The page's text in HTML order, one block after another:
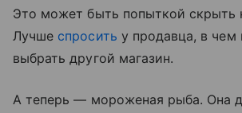
Это может быть попыткой скрыть
Лучше спросить у продавца, в чем
выбрать другой магазин.
А теперь — мороженая рыба. Она